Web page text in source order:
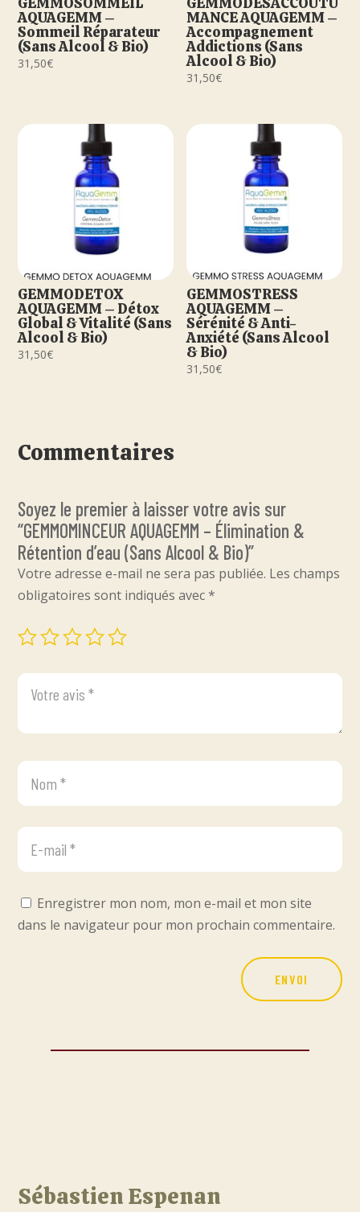
AQUAGEMM –
Sommeil Réparateur
(Sans Alcool & Bio)
31,50€
MANCE AQUAGEMM –
Accompagnement
Addictions (Sans
Alcool & Bio)
31,50€
GEMMODETOX
AQUAGEMM – Détox
Global & Vitalité (Sans
Alcool & Bio)
31,50€
GEMMOSTRESS
AQUAGEMM –
Sérénité & Anti-
Anxiété (Sans Alcool
& Bio)
31,50€
Commentaires
Soyez le premier à laisser votre avis sur
“GEMMOMINCEUR AQUAGEMM – Élimination &
Rétention d’eau (Sans Alcool & Bio)”
Votre adresse e-mail ne sera pas publiée. Les champs
obligatoires sont indiqués avec*
Enregistrer mon nom, mon e-mail et mon site
dans le navigateur pour mon prochain commentaire.
ENVOI
Sébastien Espenan